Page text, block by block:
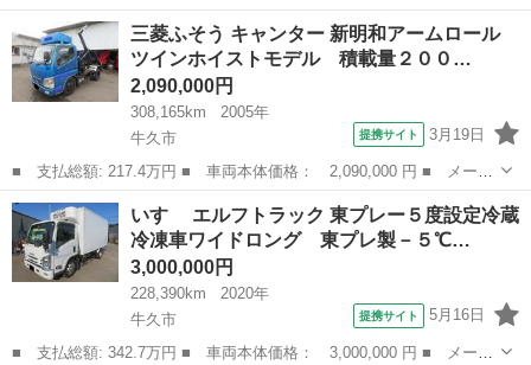
ー名： いすゞ ■ 車種名： エルフトラック ■ グレード名： 高
所作業車 電工耐電仕様 低稼働 アイチ製ＳＨ１５Ｂ型・地上高１
４．６ｍ...
牛久市 その他
三菱ふそう キャンター 新明和アームロール
ツインホイストモデル 積載量２００…
2,090,000円
308,165km
2005年
牛久市
提携サイト 3月19日
■ 支払総額: 217.4万円 ■ 車両本体価格： 2,090,000 円 ■ メーカ
ー名： 三菱ふそう ■ 車種名： キャンター ■ グレード名： 新
明和アームロール ツインホイストモデル 積載量２０００ｋｇ・車
両寸法４...
茨城 牛久市 その他
いすゞ エルフトラック 東プレー５度設定冷蔵
冷凍車ワイドロング 東プレ製－５℃…
3,000,000円
228,390km
2020年
牛久市
提携サイト 5月16日
■ 支払総額: 342.7万円 ■ 車両本体価格： 3,000,000 円 ■ メーカ